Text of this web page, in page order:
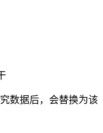
数据后，会替换为该